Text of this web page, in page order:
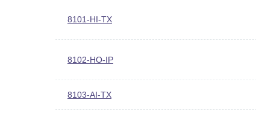
8101-HI-TX
8102-HO-IP
8103-AI-TX